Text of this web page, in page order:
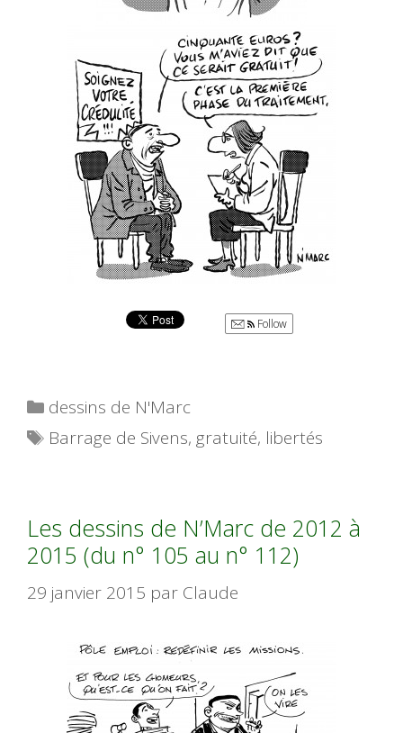
Follow
Catégories
dessins de N'Marc
Étiquettes
Barrage de Sivens,gratuité, libertés
Les dessins de N’Marc de 2012 à
2015 (du n° 105 au n° 112)
29 janvier 2015 par Claude